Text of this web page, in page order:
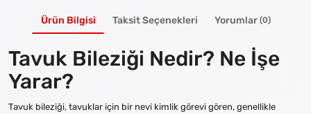
Ürün Bilgisi Taksit Seçenekleri Yorumlar (0)
Tavuk Bileziği Nedir? Ne İşe
Yarar?
Tavuk bileziği, tavuklar için bir nevi kimlik görevi gören, genellikle